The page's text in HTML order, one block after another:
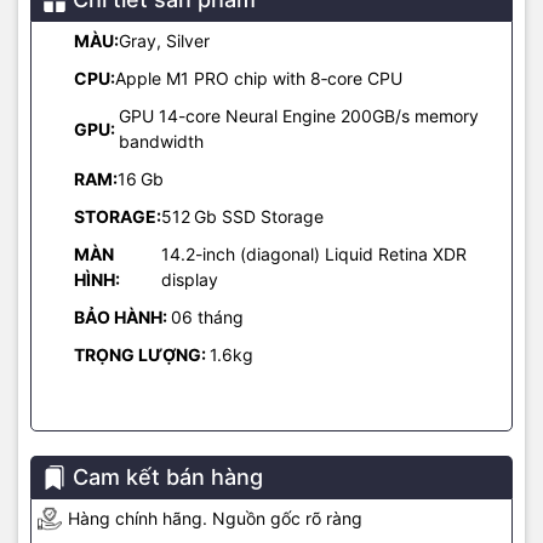
MÀU:Gray, Silver
CPU:Apple M1 PRO chip with 8‑core CPU
GPU:
GPU 14-core Neural Engine 200GB/s memory
bandwidth
RAM:16 Gb
STORAGE:512Gb SSD Storage
MÀN
HÌNH:
14.2-inch (diagonal) Liquid Retina XDR
display
BẢO HÀNH:06 tháng
TRỌNG LƯỢNG:1.6kg
Cam kết bán hàng
Hàng chính hãng. Nguồn gốc rõ ràng
cũng đã được trang bị trở lại. Apple đã rất chịu khó lắng nghe
người dùng.
Hiệu năng tản nhiệt ổn định, tản nhiệt hiệu quả
Phần tản nhiệt chính với cấu trúc quạt bên trong, cũng như bảng
mạch chủ tạo không gian thoát nhiệt hiệu quả hơn. Nhờ đó, bạn có
thể yên tâm sử dụng MacBook Pro 14 inch và giải trí hoặc làm việc
đồ họa nặng mà không phải lo nóng máy. Hệ thống tản nhiệt sẽ
làm cho trải nghiệm dùng máy của bạn ổn định hơn nhiều lần.
khởi đầu chính là MacBook Pro 14 inch.
Hơn nữa, với sự phổ biến của MagSafe đối với người dùng iPhone,
không ngạc nhiên khi sắp tới Apple sẽ trang bị cổng MagSafe cho
MacBook Pro 2021 14 inch để đảm bảo người dùng có thể sử dụng